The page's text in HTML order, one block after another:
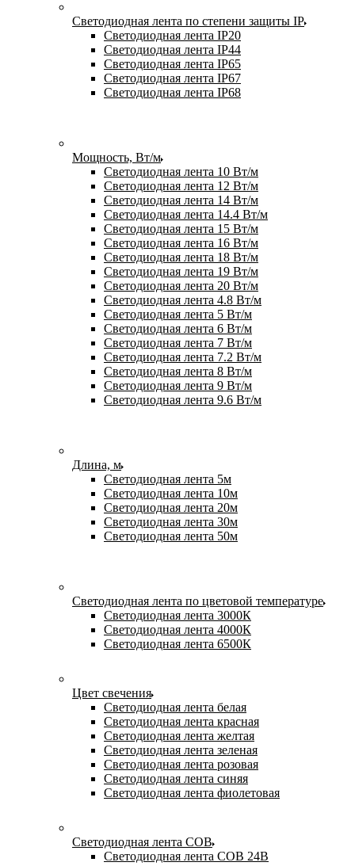
Светодиодная лента по степени защиты IP
Светодиодная лента IP20
Светодиодная лента IP44
Светодиодная лента IP65
Светодиодная лента IP67
Светодиодная лента IP68
Мощность, Вт/м
Светодиодная лента 10 Вт/м
Светодиодная лента 12 Вт/м
Светодиодная лента 14 Вт/м
Светодиодная лента 14.4 Вт/м
Светодиодная лента 15 Вт/м
Светодиодная лента 16 Вт/м
Светодиодная лента 18 Вт/м
Светодиодная лента 19 Вт/м
Светодиодная лента 20 Вт/м
Светодиодная лента 4.8 Вт/м
Светодиодная лента 5 Вт/м
Светодиодная лента 6 Вт/м
Светодиодная лента 7 Вт/м
Светодиодная лента 7.2 Вт/м
Светодиодная лента 8 Вт/м
Светодиодная лента 9 Вт/м
Светодиодная лента 9.6 Вт/м
Длина, м
Светодиодная лента 5м
Светодиодная лента 10м
Светодиодная лента 20м
Светодиодная лента 30м
Светодиодная лента 50м
Светодиодная лента по цветовой температуре
Светодиодная лента 3000К
Светодиодная лента 4000К
Светодиодная лента 6500К
Цвет свечения
Светодиодная лента белая
Светодиодная лента красная
Светодиодная лента желтая
Светодиодная лента зеленая
Светодиодная лента розовая
Светодиодная лента синяя
Светодиодная лента фиолетовая
Светодиодная лента COB
Светодиодная лента COB 24В